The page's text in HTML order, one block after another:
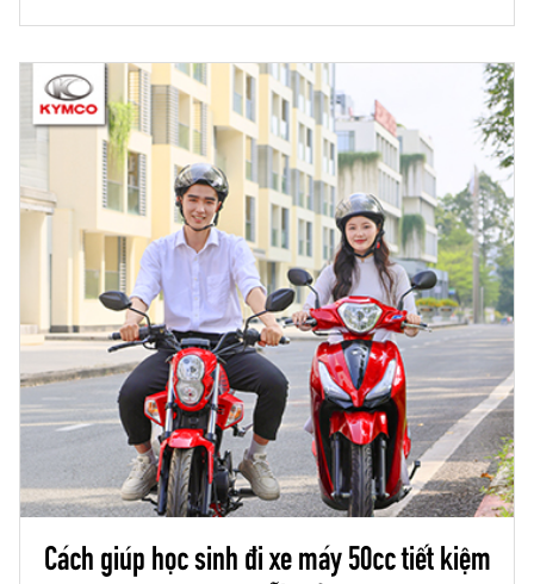
Cách giúp học sinh đi xe máy 50cc tiết kiệm